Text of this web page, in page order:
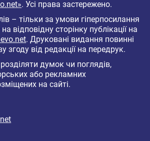
. Усі права застережено.
– тільки за умови гіперпосилання
відповідну сторінку публікації на
. Друковані видання повинні
згоду від редакції на передрук.
думок чи поглядів,
або рекламних
на сайті.